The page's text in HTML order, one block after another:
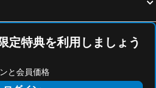
シーズイン八王子
アパホテル〈八王子駅西〉
ホテルブーゲンビリア日野
横浜アリーナ
横浜中華街
湯河原温泉
定特典を利用しましょう
と会員価格